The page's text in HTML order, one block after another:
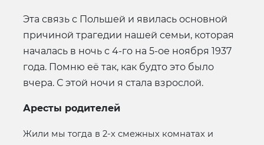
Эта связь с Польшей и явилась основной
причиной трагедии нашей семьи, которая
началась в ночь с 4-го на 5-ое ноября 1937
года. Помню её так, как будто это было
вчера. С этой ночи я стала взрослой.
Аресты родителей
Жили мы тогда в 2-х смежных комнатах и